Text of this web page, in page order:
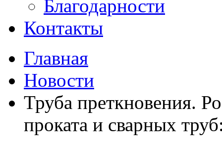
Благодарности
Контакты
Главная
Новости
Труба преткновения.
проката и сварных